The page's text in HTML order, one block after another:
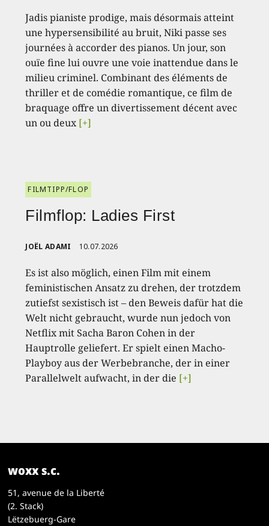
Jadis pianiste prodige, mais désormais atteint
une hypersensibilité au bruit, Niki passe ses
journées à accorder des pianos. Un jour, son
ouïe fine lui ouvre une voie inattendue dans le
milieu criminel. Combinant des éléments de
thriller et de comédie romantique, ce film de
braquage offre un divertissement décent avec
un ou deux[+]
FILMTIPP/FLOP
Filmflop: Ladies First
JOËL ADAMI 10.07.2026
Es ist also möglich, einen Film mit einem
feministischen Ansatz zu drehen, der trotzdem
zutiefst sexistisch ist – den Beweis dafür hat die
Welt nicht gebraucht, wurde nun jedoch von
Netflix mit Sacha Baron Cohen in der
Hauptrolle geliefert. Er spielt einen Macho-
Playboy aus der Werbebranche, der in einer
Parallelwelt aufwacht, in der die [+]
woxx s.c.
51, avenue de la Liberté
(2. Stack)
Lëtzebuerg-Gare